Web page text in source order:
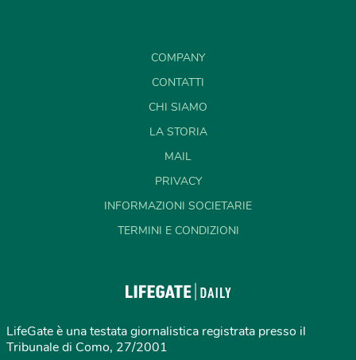
COMPANY
CONTATTI
CHI SIAMO
LA STORIA
MAIL
PRIVACY
INFORMAZIONI SOCIETARIE
TERMINI E CONDIZIONI
LifeGate è una testata giornalistica registrata presso il
Tribunale di Como, 27/2001